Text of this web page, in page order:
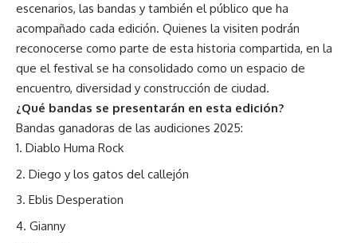
escenarios, las bandas y también el público que ha
acompañado cada edición. Quienes la visiten podrán
reconocerse como parte de esta historia compartida, en la
que el festival se ha consolidado como un espacio de
encuentro, diversidad y construcción de ciudad.
¿Qué bandas se presentarán en esta edición?
Bandas ganadoras de las audiciones 2025:
Diablo Huma Rock
Diego y los gatos del callejón
Eblis Desperation
Gianny